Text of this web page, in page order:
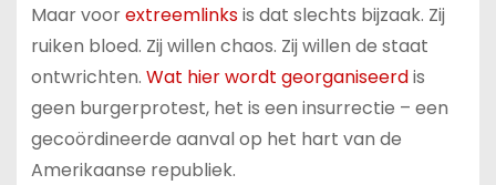
Maar voorextreemlinksis dat slechts bijzaak. Zij
ruiken bloed. Zij willen chaos. Zij willen de staat
ontwrichten. Wat hier wordt georganiseerdis
geen burgerprotest, het is een insurrectie – een
gecoördineerde aanval op het hart van de
Amerikaanse republiek.